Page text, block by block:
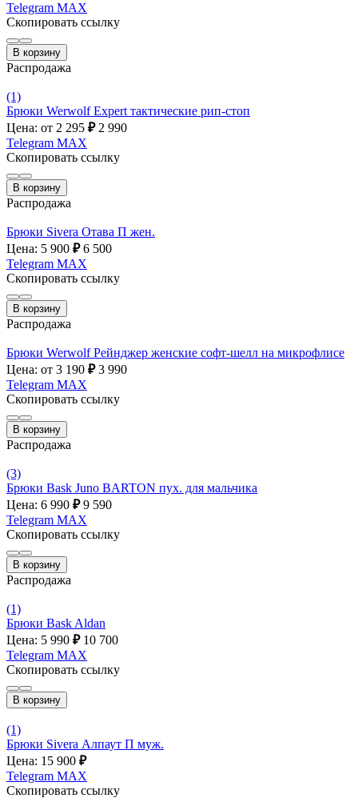
Telegram MAX
Скопировать ссылку
В корзину
Распродажа
(1)
Брюки Werwolf Expert тактические рип-стоп
Цена: от 2 295 ₽ 2 990
Telegram MAX
Скопировать ссылку
В корзину
Распродажа
Брюки Sivera Отава П жен.
Цена: 5 900 ₽ 6 500
Telegram MAX
Скопировать ссылку
В корзину
Распродажа
Брюки Werwolf Рейнджер женские софт-шелл на микрофлисе
Цена: от 3 190 ₽ 3 990
Telegram MAX
Скопировать ссылку
В корзину
Распродажа
(3)
Брюки Bask Juno BARTON пух. для мальчика
Цена: 6 990 ₽ 9 590
Telegram MAX
Скопировать ссылку
В корзину
Распродажа
(1)
Брюки Bask Aldan
Цена: 5 990 ₽ 10 700
Telegram MAX
Скопировать ссылку
В корзину
(1)
Брюки Sivera Алпаут П муж.
Цена: 15 900 ₽
Telegram MAX
Скопировать ссылку